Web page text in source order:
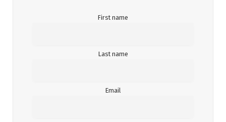
First name
Last name
Email